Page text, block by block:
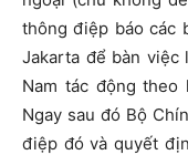
thông điệp báo các
Jakarta để bàn việc
Nam tác động
Ngay sau đó Bộ
điệp đó và quyết